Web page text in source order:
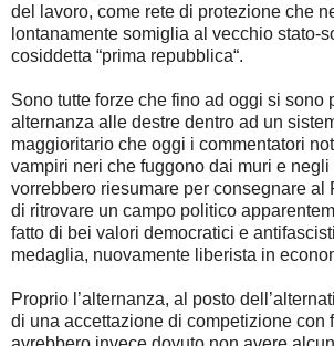
del lavoro, come rete di protezione che
lontanamente somiglia al vecchio stato-
cosiddetta “prima repubblica“.
Sono tutte forze che fino ad oggi si sono
alternanza alle destre dentro ad un
maggioritario che oggi i commentatori
vampiri neri che fuggono dai muri e
vorrebbero riesumare per consegnare al
di ritrovare un campo politico
fatto di bei valori democratici e
medaglia, nuovamente liberista in
Proprio l’alternanza, al posto
di una accettazione di competizione con